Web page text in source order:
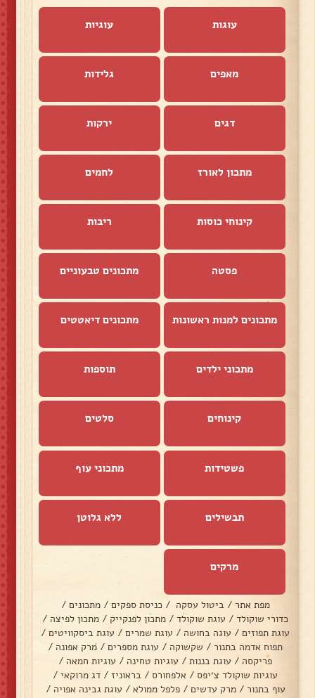
עוגות עוגיות
מאפים גלידות
דגים ירקות
מתכון לאורז לחמים
קינוחי כוסות ריבות
פסטה מתכונים טבעוניים
מתכונים למנות ראשונות מתכונים דיאטטים
מתכוני ילדים תוספות
קינוחים סלטים
פשטידות מתכוני עוף
תבשילים ללא גלוטן
מרקים
מפת אתר / ביטול עסקה / כניסת ספקים / מתכונים /
כדורי שוקולד / עוגת שוקולד / מתכון לפנקייק / מתכון לפיצה /
עוגת תפוזים / עוגה בחושה / עוגת שמרים / עוגת ביסקוויטים /
תפוח אדמה בתנור / שקשוקה / עוגת מספרים / מרק אפונה /
פריקסה / עוגת בננות / עוגיות טחינה / עוגיות חמאה /
עוגיות שוקולד צ׳יפס / אלפחורס / בראוניז / דג מרוקאי /
עוף בתנור / מרק עדשים / פלפל ממולא / עוגת גבינה אפויה /